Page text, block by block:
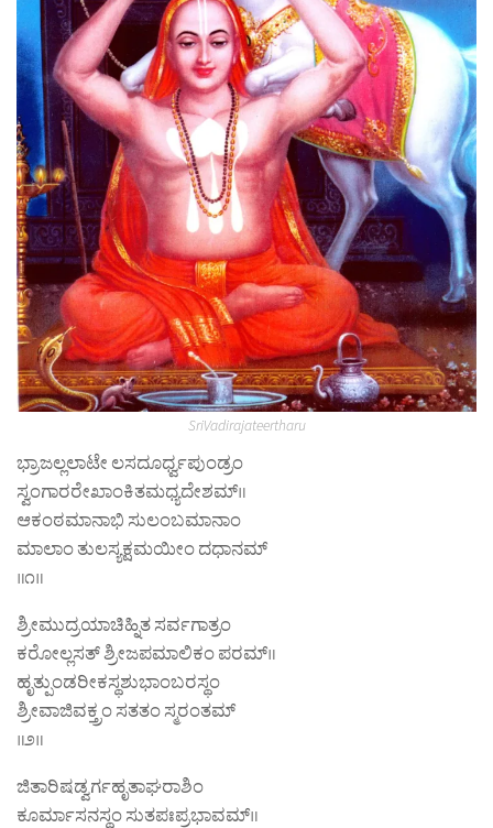
SriVadirajateertharu
ಭ್ರಾಜಲ್ಲಲಾಟೇ ಲಸದೂರ್ಧ್ವಪುಂಡ್ರಂ
ಸ್ವಂಗಾರರೇಖಾಂಕಿತಮಧ್ಯದೇಶಮ್॥
ಆಕಂಠಮಾನಾಭಿ ಸುಲಂಬಮಾನಾಂ
ಮಾಲಾಂ ತುಲಸ್ಯಕ್ಷಮಯೀಂ ದಧಾನಮ್
॥೧॥
ಶ್ರೀಮುದ್ರಯಾಚಿಹ್ನಿತ ಸರ್ವಗಾತ್ರಂ
ಕರೋಲ್ಲಸತ್ ಶ್ರೀಜಪಮಾಲಿಕಂ ಪರಮ್॥
ಹೃತ್ಪುಂಡರೀಕಸ್ಥಶುಭಾಂಬರಸ್ಥಂ
ಶ್ರೀವಾಜಿವಕ್ತ್ರಂ ಸತತಂ ಸ್ಮರಂತಮ್
॥೨॥
ಜಿತಾರಿಷಡ್ವರ್ಗಹೃತಾಘರಾಶಿಂ
ಕೂರ್ಮಾಸನಸ್ಥಂ ಸುತಪಃಪ್ರಭಾವಮ್‌॥